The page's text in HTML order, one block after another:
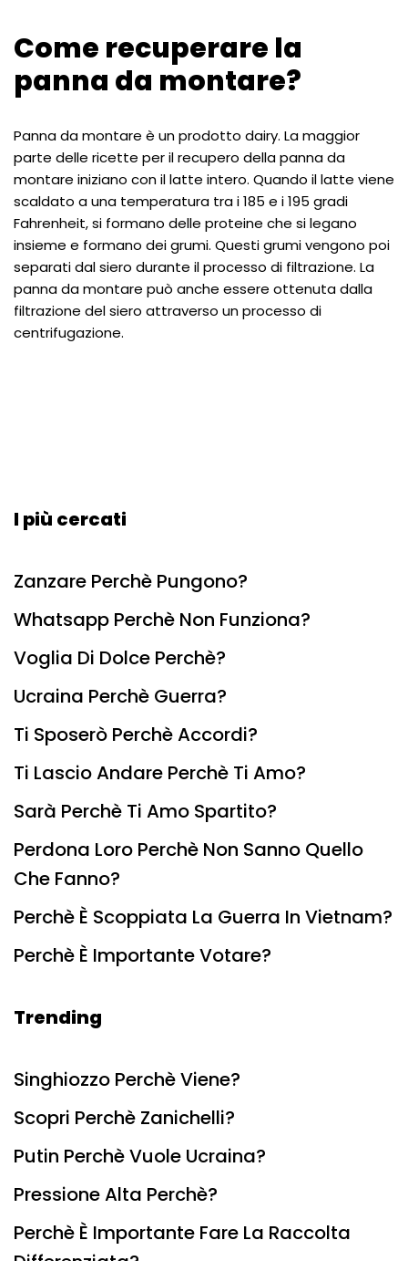
Come recuperare la
panna da montare?
Panna da montare è un prodotto dairy. La maggior
parte delle ricette per il recupero della panna da
montare iniziano con il latte intero. Quando il latte viene
scaldato a una temperatura tra i 185 e i 195 gradi
Fahrenheit, si formano delle proteine ​​che si legano
insieme e formano dei grumi. Questi grumi vengono poi
separati dal siero durante il processo di filtrazione. La
panna da montare può anche essere ottenuta dalla
filtrazione del siero attraverso un processo di
centrifugazione.
I più cercati
Zanzare Perchè Pungono?
Whatsapp Perchè Non Funziona?
Voglia Di Dolce Perchè?
Ucraina Perchè Guerra?
Ti Sposerò Perchè Accordi?
Ti Lascio Andare Perchè Ti Amo?
Sarà Perchè Ti Amo Spartito?
Perdona Loro Perchè Non Sanno Quello
Che Fanno?
Perchè È Scoppiata La Guerra In Vietnam?
Perchè È Importante Votare?
Trending
Singhiozzo Perchè Viene?
Scopri Perchè Zanichelli?
Putin Perchè Vuole Ucraina?
Pressione Alta Perchè?
Perchè È Importante Fare La Raccolta